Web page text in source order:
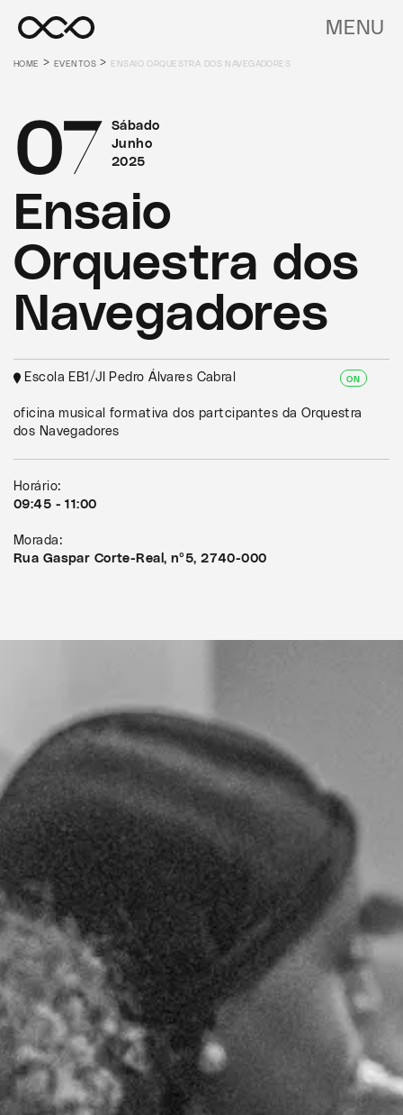
MENU
HOME >EVENTOS > ENSAIO ORQUESTRA DOS NAVEGADORES
Sábado
Junho
2025
07
Ensaio
Orquestra dos
Navegadores
Escola EB1/JI Pedro Álvares Cabral ON
oficina musical formativa dos partcipantes da Orquestra
dos Navegadores
Horário:
09:45 - 11:00
Morada:
Rua Gaspar Corte-Real, nº5, 2740-000